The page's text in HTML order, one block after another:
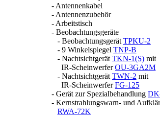
- Antennenkabel
- Antennenzubehör
- Arbeitstisch
- Beobachtungsgeräte
- Beobachtungsgerät TPKU-2
- 9 Winkelspiegel TNP-B
- Nachtsichtgerät TKN-1(S) mit
IR-ScheinwerferOU-3GA2M
- Nachtsichtgerät TWN-2 mit
IR-ScheinwerferFG-125
- Gerät zur Spezialbehandlung
- Kernstrahlungswarn- und
RWA-72K